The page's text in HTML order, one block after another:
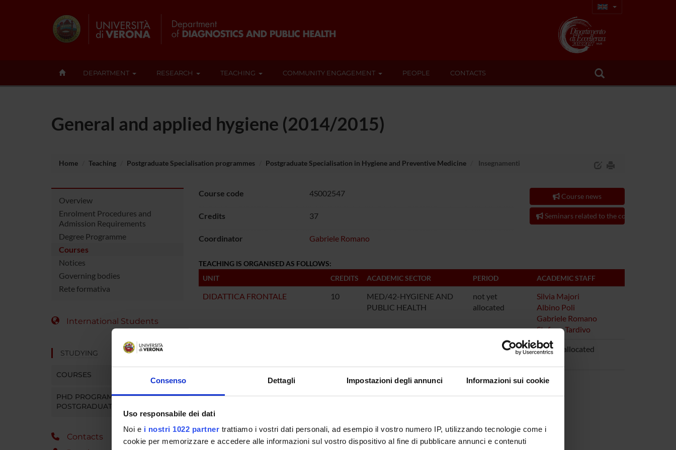
Consenso Dettagli Impostazioni degli annunci Informazioni sui cookie
Uso responsabile dei dati
Noi e i nostri 1022 partner trattiamo i vostri dati personali, ad esempio il vostro numero IP, utilizzando tecnologie come i
cookie per memorizzare e accedere alle informazioni sul vostro dispositivo al fine di pubblicare annunci e contenuti
DEPARTMENT RESEARCH TEACHING COMMUNITY ENGAGEMENT PEOPLE CONTACTS
General and applied hygiene (2014/2015)
Home Teaching Postgraduate Specialisation programmes Postgraduate Specialisation in Hygiene and Preventive Medicine Insegnamenti
Overview
Enrolment Procedures and
Admission Requirements
Degree Programme
Courses
Notices
Governing bodies
Rete formativa
International Students
STUDYING
COURSES
PHD PROGRAMMES AND
POSTGRADUATE TRAINING
Contacts
Course code 4S002547
Credits 37
Coordinator Gabriele Romano
Course news
Seminars related to the course
TEACHING IS ORGANISED AS FOLLOWS:
UNIT
CREDITS ACADEMIC SECTOR PERIOD ACADEMIC STAFF
DIDATTICA FRONTALE 10
MED/42-HYGIENE AND
PUBLIC HEALTH
not yet
allocated
Silvia Majori
Albino Poli
Gabriele Romano
Stefano Tardivo
not yet allocated